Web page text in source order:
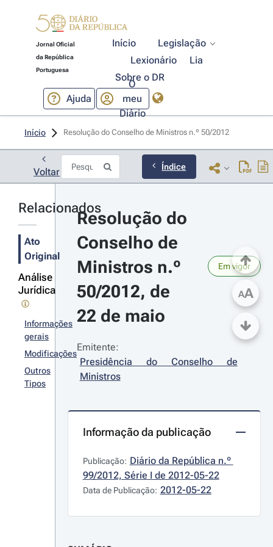
Jornal Oficial
da República
Portuguesa
Início
Legislação
Lexionário
Lia
Sobre o DR
Ajuda
O
meu
Diário
Início Resolução do Conselho de Ministros n.º 50/2012
Voltar Índice
Relacionados
Ato
Original
Análise
Jurídica
Informações
gerais
Modificações
Outros
Tipos
Resolução do
Conselho de
Ministros n.º
50/2012, de
22 de maio
Em vigor
Emitente:
Presidência do Conselho de
Ministros
Informação da publicação
Publicação: Diário da República n.º
99/2012, Série I de 2012-05-22
Data de Publicação: 2012-05-22
AA